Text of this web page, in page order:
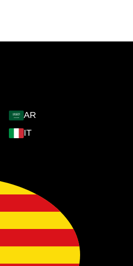
AR
IT